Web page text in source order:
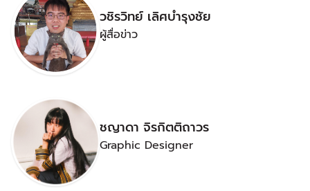
วชิรวิทย์ เลิศบำรุงชัย
ผู้สื่อข่าว
ชญาดา จิรกิตติถาวร
Graphic Designer